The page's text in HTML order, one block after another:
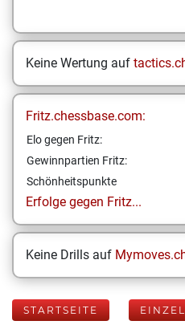
Keine Wertung auf
Fritz.chessbase.com:
Elo gegen Fritz:
Gewinnpartien Fritz:
Schönheitspunkte
Erfolge gegen Fritz...
Keine Drills auf
STARTSEITE